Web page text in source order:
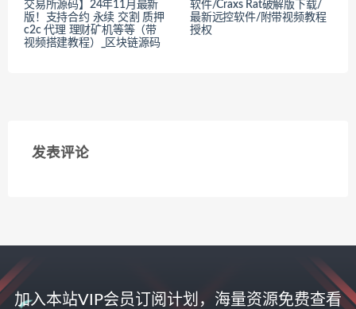
交易所源码】24年11月最新
版！支持合约 永续 交割 质押
c2c 代理 理财矿机等等（带
视频搭建教程）_区块链源码
软件/Craxs Rat破解版下载/
最新远控软件/附带视频教程
授权
发表评论
加入本站VIP会员订阅计划，海量资源免费查看